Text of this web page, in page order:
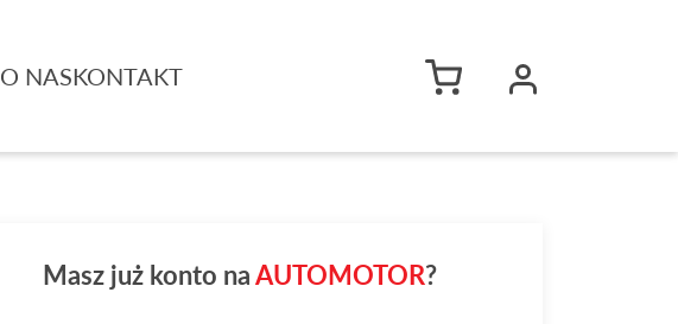
O NASKONTAKT
Masz już konto naAUTOMOTOR?